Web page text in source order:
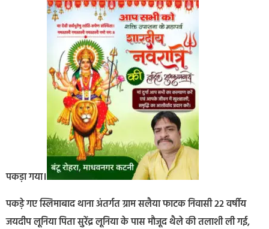
पकड़ा गया।
पकड़े गए स्लिमाबाद थाना अंतर्गत ग्राम सलैया फाटक निवासी 22 वर्षीय
जयदीप लूनिया पिता सुरेंद्र लूनिया के पास मौजूद थैले की तलाशी ली गई,